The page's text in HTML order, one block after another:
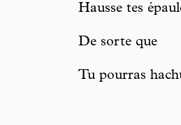
Hausse tes
De sorte que
Tu pourras